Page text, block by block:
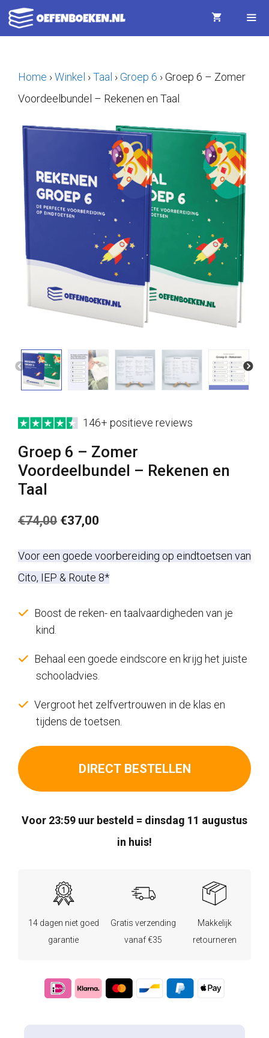
Ga
naar
inhoudHome ›Winkel ›Taal ›Groep 6 ›Groep 6 – Zomer
Voordeelbundel – Rekenen en Taal
146+ positieve reviews
Groep 6 – Zomer
Voordeelbundel – Rekenen en
Taal
€74,00 Oorspronkelijke
was:
€37,00
is:
Voor een goede voorbereiding op eindtoetsen van
Cito, IEP & Route 8*
Boost de reken- en taalvaardigheden van je
kind.
Behaal een goede eindscore en krijg het juiste
schooladvies.
Vergroot het zelfvertrouwen in de klas en
tijdens de toetsen.
DIRECT BESTELLEN
Voor 23:59 uur besteld = dinsdag 11 augustus
in huis!
14 dagen niet goed
garantie
Gratis verzending
vanaf €35
Makkelijk
retourneren